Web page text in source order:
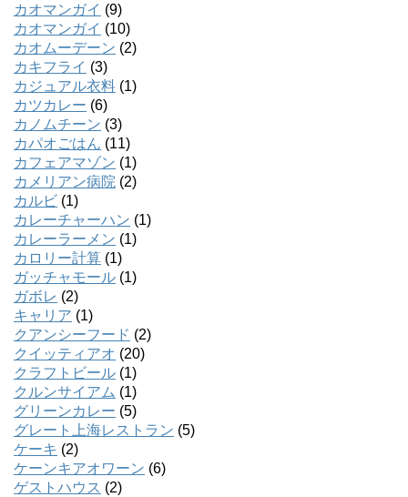
カオマンガイ (9)
カオマンガイ (10)
カオムーデーン (2)
カキフライ (3)
カジュアル衣料 (1)
カツカレー (6)
カノムチーン (3)
カパオごはん (11)
カフェアマゾン (1)
カメリアン病院 (2)
カルビ (1)
カレーチャーハン (1)
カレーラーメン (1)
カロリー計算 (1)
ガッチャモール (1)
ガボレ (2)
キャリア (1)
クアンシーフード (2)
クイッティアオ (20)
クラフトビール (1)
クルンサイアム (1)
グリーンカレー (5)
グレート上海レストラン (5)
ケーキ (2)
ケーンキアオワーン (6)
ゲストハウス (2)